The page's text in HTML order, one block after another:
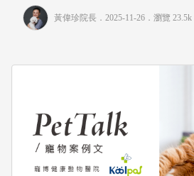
危機｜專業獸醫—黃偉珍
黃偉珍院長 ．2025-11-26． 瀏覽 23.5k